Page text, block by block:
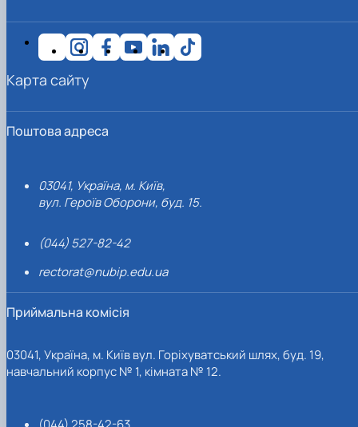
Поштова адреса
03041, Україна, м. Київ,
вул. Героїв Оборони, буд. 15.
(044) 527-82-42
rectorat@nubip.edu.ua
Приймальна комісія
03041, Україна, м. Київ вул. Горіхуватський шлях, буд. 19,
навчальний корпус № 1, кімната № 12.
Карта сайту